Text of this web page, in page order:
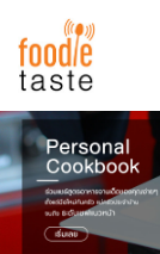
สูตรอาหาร
สูตรอาหา
พาไปชิม